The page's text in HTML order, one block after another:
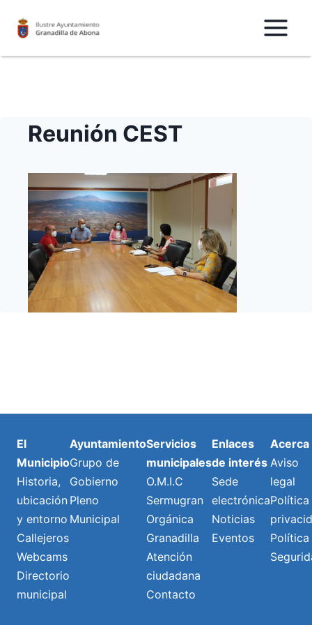
Reunión CEST
El
Municipio
Historia,
ubicación
y entorno
Callejeros
Webcams
Directorio
municipal
Ayuntamiento
Grupo de
Gobierno
Pleno
Municipal
Servicios
municipales
O.M.I.C
Sermugran
Orgánica
Granadilla
Atención
ciudadana
Contacto
Enlaces
de interés
Sede
electrónica
Noticias
Eventos
Acerca
Aviso
legal
Política
Política